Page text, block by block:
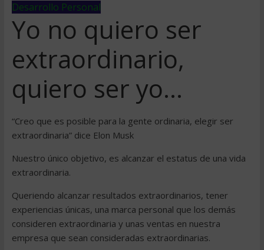
Desarrollo Personal
Yo no quiero ser
extraordinario,
quiero ser yo…
“Creo que es posible para la gente ordinaria, elegir ser
extraordinaria” dice Elon Musk
Nuestro único objetivo, es alcanzar el estatus de una vida
extraordinaria.
Queriendo alcanzar resultados extraordinarios, tener
experiencias únicas, una marca personal que los demás
consideren extraordinaria y unas ventas en nuestra
empresa que sean consideradas extraordinarias.